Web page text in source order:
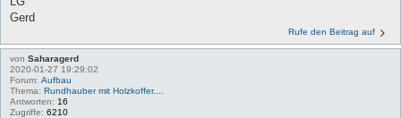
Gerd
Rufe den Beitrag auf
von Saharagerd
2020-01-27 19:29:02
Forum: Aufbau
Thema: Rundhauber mit Holzkoffer....
Antworten: 16
Zugriffe: 6210